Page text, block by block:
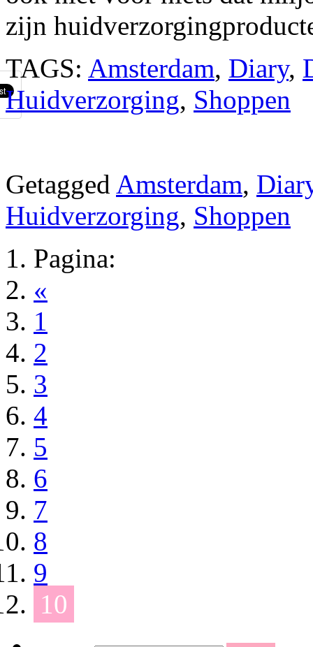
zijn
TAGS: Amsterdam, Diary,
Huidverzorging, Shoppen
Getagged Amsterdam,
Huidverzorging, Shoppen
Pagina:
«
1
2
3
4
5
6
7
8
9
10